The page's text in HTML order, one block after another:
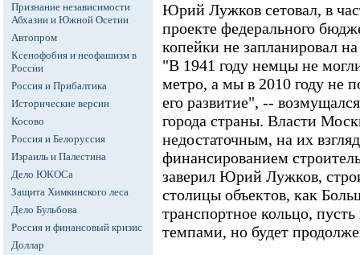
Признание независимости
Абхазии и Южной Осетии
Автопром
Ксенофобия и неофашизм в
России
Россия и Прибалтика
Исторические версии
Косово
Россия и Белоруссия
Израиль и Палестина
Дело ЮКОСа
Защита Химкинского леса
Дело Бульбова
Россия и финансовый кризис
Доллар
Юрий Лужков сетовал, в
проекте федерального
копейки не запланировал
"В 1941 году немцы не
метро, а мы в 2010 году не
его развитие", --
города страны. Власти
недостаточным, на их
финансированием
заверил Юрий Лужков,
столицы объектов, как
транспортное кольцо,
темпами, но будет